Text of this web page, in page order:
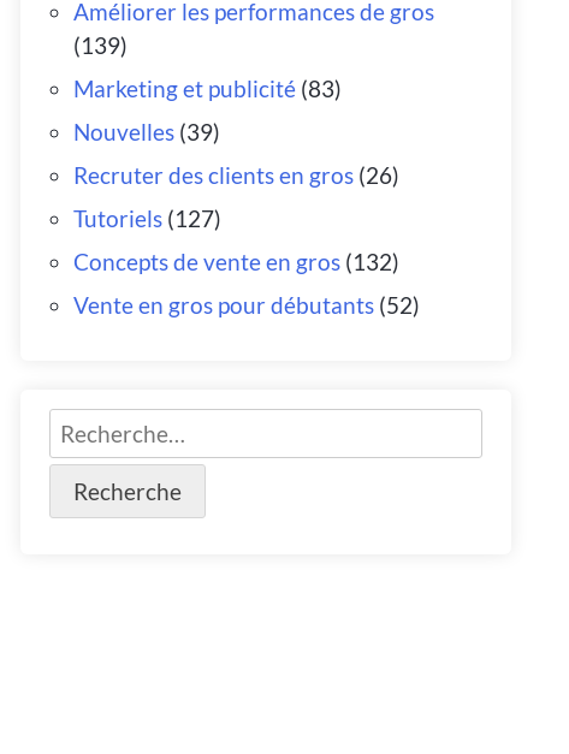
Améliorer les performances de gros
(139)
Marketing et publicité (83)
Nouvelles (39)
Recruter des clients en gros (26)
Tutoriels (127)
Concepts de vente en gros (132)
Vente en gros pour débutants (52)